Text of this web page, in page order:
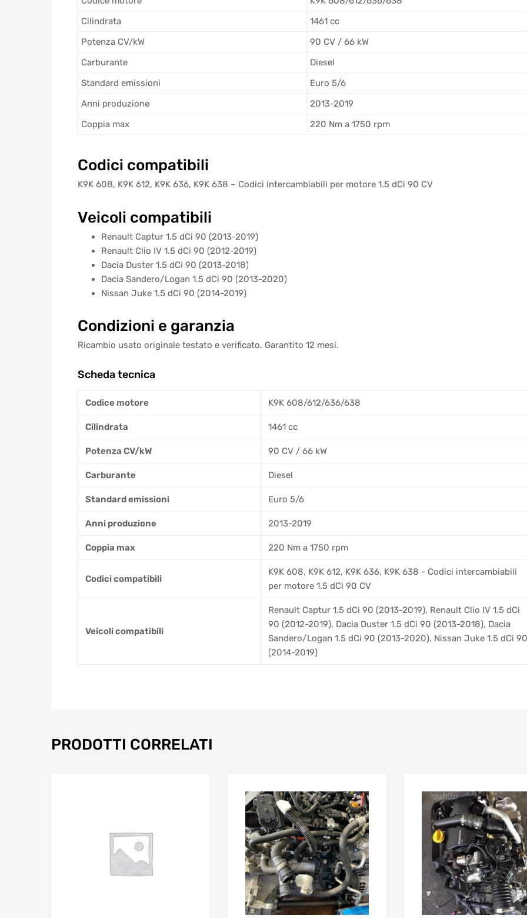
Cilindrata
1461 cc
Potenza CV/kW
90 CV / 66 kW
Carburante
Diesel
Standard emissioni
Euro 5/6
Anni produzione
2013-2019
Coppia max
220 Nm a 1750 rpm
Codici compatibili
K9K 608, K9K 612, K9K 636, K9K 638 – Codici intercambiabili per motore 1.5 dCi 90 CV
Veicoli compatibili
Renault Captur 1.5 dCi 90 (2013-2019)
Renault Clio IV 1.5 dCi 90 (2012-2019)
Dacia Duster 1.5 dCi 90 (2013-2018)
Dacia Sandero/Logan 1.5 dCi 90 (2013-2020)
Nissan Juke 1.5 dCi 90 (2014-2019)
Condizioni e garanzia
Ricambio usato originale testato e verificato. Garantito 12 mesi.
Scheda tecnica
Codice motore K9K 608/612/636/638
Cilindrata 1461 cc
Potenza CV/kW 90 CV / 66 kW
Carburante Diesel
Standard emissioni Euro 5/6
Anni produzione 2013-2019
Coppia max 220 Nm a 1750 rpm
Codici compatibili
K9K 608, K9K 612, K9K 636, K9K 638 - Codici intercambiabili
per motore 1.5 dCi 90 CV
Veicoli compatibili
Renault Captur 1.5 dCi 90 (2013-2019), Renault Clio IV 1.5 dCi
90 (2012-2019), Dacia Duster 1.5 dCi 90 (2013-2018), Dacia
Sandero/Logan 1.5 dCi 90 (2013-2020), Nissan Juke 1.5 dCi 90
(2014-2019)
PRODOTTI CORRELATI